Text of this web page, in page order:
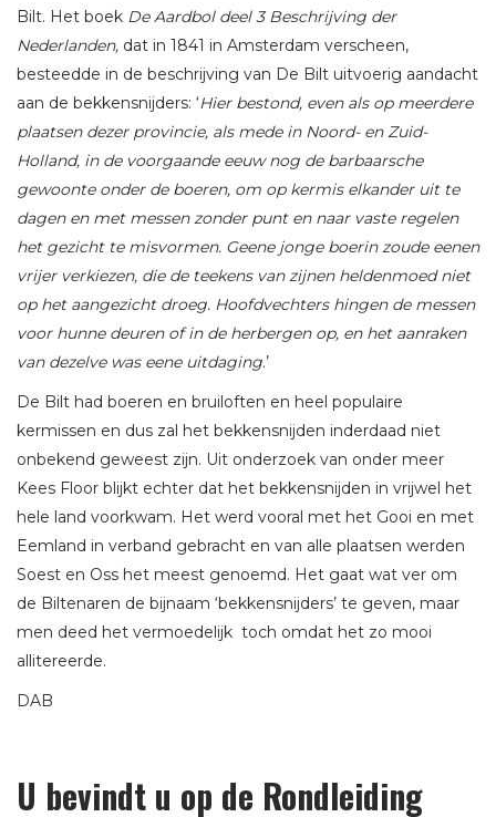
Bilt. Het boek De Aardbol deel 3 Beschrijving der
Nederlanden, dat in 1841 in Amsterdam verscheen,
besteedde in de beschrijving van De Bilt uitvoerig aandacht
aan de bekkensnijders: ‘Hier bestond, even als op meerdere
plaatsen dezer provincie, als mede in Noord- en Zuid-
Holland, in de voorgaande eeuw nog de barbaarsche
gewoonte onder de boeren, om op kermis elkander uit te
dagen en met messen zonder punt en naar vaste regelen
het gezicht te misvormen. Geene jonge boerin zoude eenen
vrijer verkiezen, die de teekens van zijnen heldenmoed niet
op het aangezicht droeg. Hoofdvechters hingen de messen
voor hunne deuren of in de herbergen op, en het aanraken
van dezelve was eene uitdaging.’
De Bilt had boeren en bruiloften en heel populaire
kermissen en dus zal het bekkensnijden inderdaad niet
onbekend geweest zijn. Uit onderzoek van onder meer
Kees Floor blijkt echter dat het bekkensnijden in vrijwel het
hele land voorkwam. Het werd vooral met het Gooi en met
Eemland in verband gebracht en van alle plaatsen werden
Soest en Oss het meest genoemd. Het gaat wat ver om
de Biltenaren de bijnaam ‘bekkensnijders’ te geven, maar
men deed het vermoedelijk toch omdat het zo mooi
allitereerde.
DAB
U bevindt u op de Rondleiding